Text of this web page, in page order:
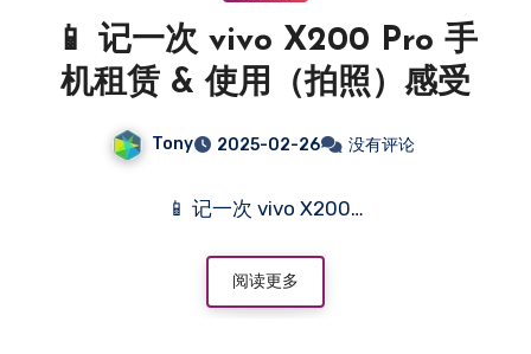
📱 记一次 vivo X200 Pro 手
机租赁 & 使用（拍照）感受
Tony 2025-02-26 没有评论
📱 记一次 vivo X200…
阅读更多